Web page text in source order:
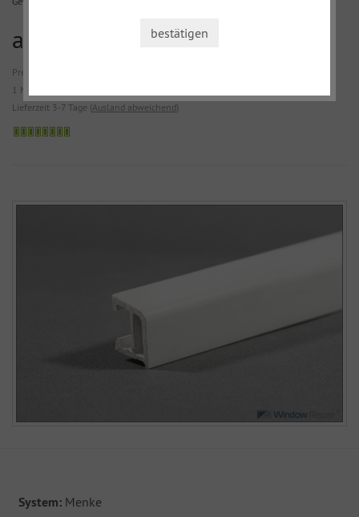
ab 7,86 €
Preis inkl. 19 % USt,
1 Meter / 9,88 € pro Meter
Lieferzeit 3-7 Tage (Ausland abweichend)
System: Menke
bestätigen